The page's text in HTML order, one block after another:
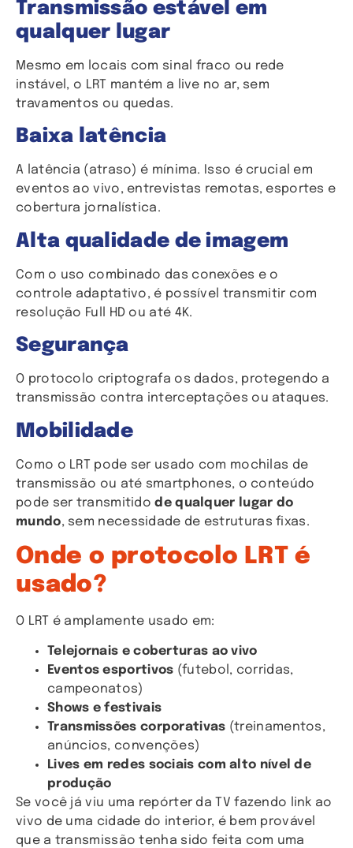
Transmissão estável em
qualquer lugar
Mesmo em locais com sinal fraco ou rede
instável, o LRT mantém a live no ar, sem
travamentos ou quedas.
Baixa latência
A latência (atraso) é mínima. Isso é crucial em
eventos ao vivo, entrevistas remotas, esportes e
cobertura jornalística.
Alta qualidade de imagem
Com o uso combinado das conexões e o
controle adaptativo, é possível transmitir com
resolução Full HD ou até 4K.
Segurança
O protocolo criptografa os dados, protegendo a
transmissão contra interceptações ou ataques.
Mobilidade
Como o LRT pode ser usado com mochilas de
transmissão ou até smartphones, o conteúdo
pode ser transmitidode qualquer lugar do
mundo, sem necessidade de estruturas fixas.
Onde o protocolo LRT é
usado?
O LRT é amplamente usado em:
Telejornais e coberturas ao vivo
Eventos esportivos (futebol, corridas,
campeonatos)
Shows e festivais
Transmissões corporativas (treinamentos,
anúncios, convenções)
Lives em redes sociais com alto nível de
produção
Se você já viu uma repórter da TV fazendo link ao
vivo de uma cidade do interior, é bem provável
que a transmissão tenha sido feita com uma